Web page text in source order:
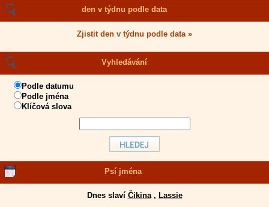
den v týdnu podle data
Zjistit den v týdnu podle data »
Vyhledávání
Podle datumu
Podle jména
Klíčová slova
Psí jména
Dnes slaví Čikina, Lassie